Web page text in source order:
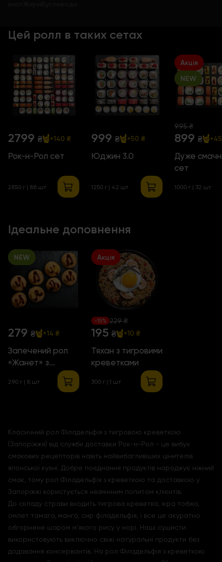
Цей ролл в таких сетах
2799 ₴ +140 ₴
Рок-н-Рол сет
2850 г | 88 шт
999 ₴ +50 ₴
Юджин 3.0
1250 г | 42 шт
Акція
NEW
995 ₴
899 ₴
Дуже
сет
1000 г | 32 шт
Ідеальне доповнення
NEW
279 ₴ +14 ₴
Запечений рол
«Жанет» з
290 г | 8 шт
Акція
-15% 229 ₴
195 ₴ +10 ₴
Тяхан з тигровими
креветками
300 г | 1 шт
Класичний рол Філадельфія з тигровою креветкою
(Запоріжжя) від служби доставки Рок-н-Рол - це вибух
смакових рецепторів навіть найвибагливіших цінителів
японської кухні. Добре поєднання продуктів народжує ніжний
смак, тому рол Філадельфія з креветкою та доставкою у
Запоріжжі користується незмінним попитом клієнтів.
До складу страви входить тигрова креветка, ікра тобіко,
омлет тамаго, манго, сир філадельфія, і все це акуратно
обгорнене шаром м'якого рису у норі. Наші сушисти
використовують виключно свіжі натуральні продукти без
додавання консервантів. На рол Філадельфія з креветкою